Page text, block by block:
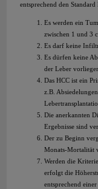
entsprechend den
Es werden ein
zwischen 1 und 3
Es darf keine
Es dürfen keine
der Leber
Das HCC ist ein
z.B.
Die anerkannten
Ergebnisse sind
Der zu Beginn
Monats-Mortalität
Werden die
erfolgt die
entsprechend